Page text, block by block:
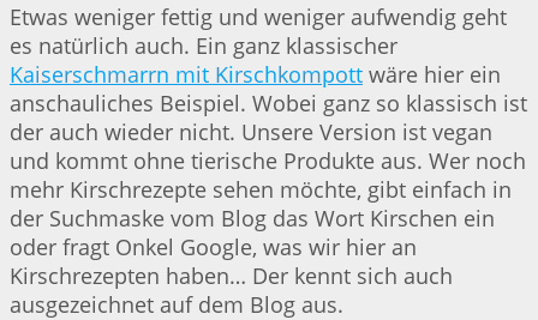
Etwas weniger fettig und weniger aufwendig geht
es natürlich auch. Ein ganz klassischer
Kaiserschmarrn mit Kirschkompott wäre hier ein
anschauliches Beispiel. Wobei ganz so klassisch ist
der auch wieder nicht. Unsere Version ist vegan
und kommt ohne tierische Produkte aus. Wer noch
mehr Kirschrezepte sehen möchte, gibt einfach in
der Suchmaske vom Blog das Wort Kirschen ein
oder fragt Onkel Google, was wir hier an
Kirschrezepten haben… Der kennt sich auch
ausgezeichnet auf dem Blog aus.